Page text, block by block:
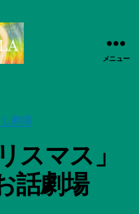
メニュー
劇場
スマス」
話劇場
:
智
日
月
＊